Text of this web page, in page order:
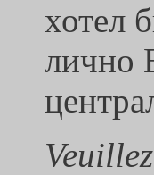
хотел
лично